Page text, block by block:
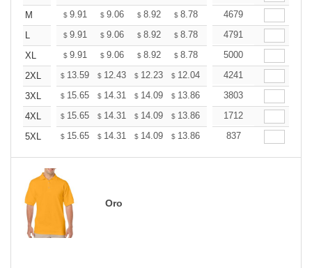
M
$ 9.91 $ 9.06 $ 8.92 $ 8.78 8.64
4679
L
$ 9.91 $ 9.06 $ 8.92 $ 8.78 8.64
4791
XL
$ 9.91 $ 9.06 $ 8.92 $ 8.78 8.64
5000
2XL
$ 13.59 $ 12.43 $ 12.23 $ 12.04 11.85
4241
3XL
$ 15.65 $ 14.31 $ 14.09 $ 13.86 13.64
3803
4XL
$ 15.65 $ 14.31 $ 14.09 $ 13.86 13.64
1712
5XL
$ 15.65 $ 14.31 $ 14.09 $ 13.86 13.64
837
Oro